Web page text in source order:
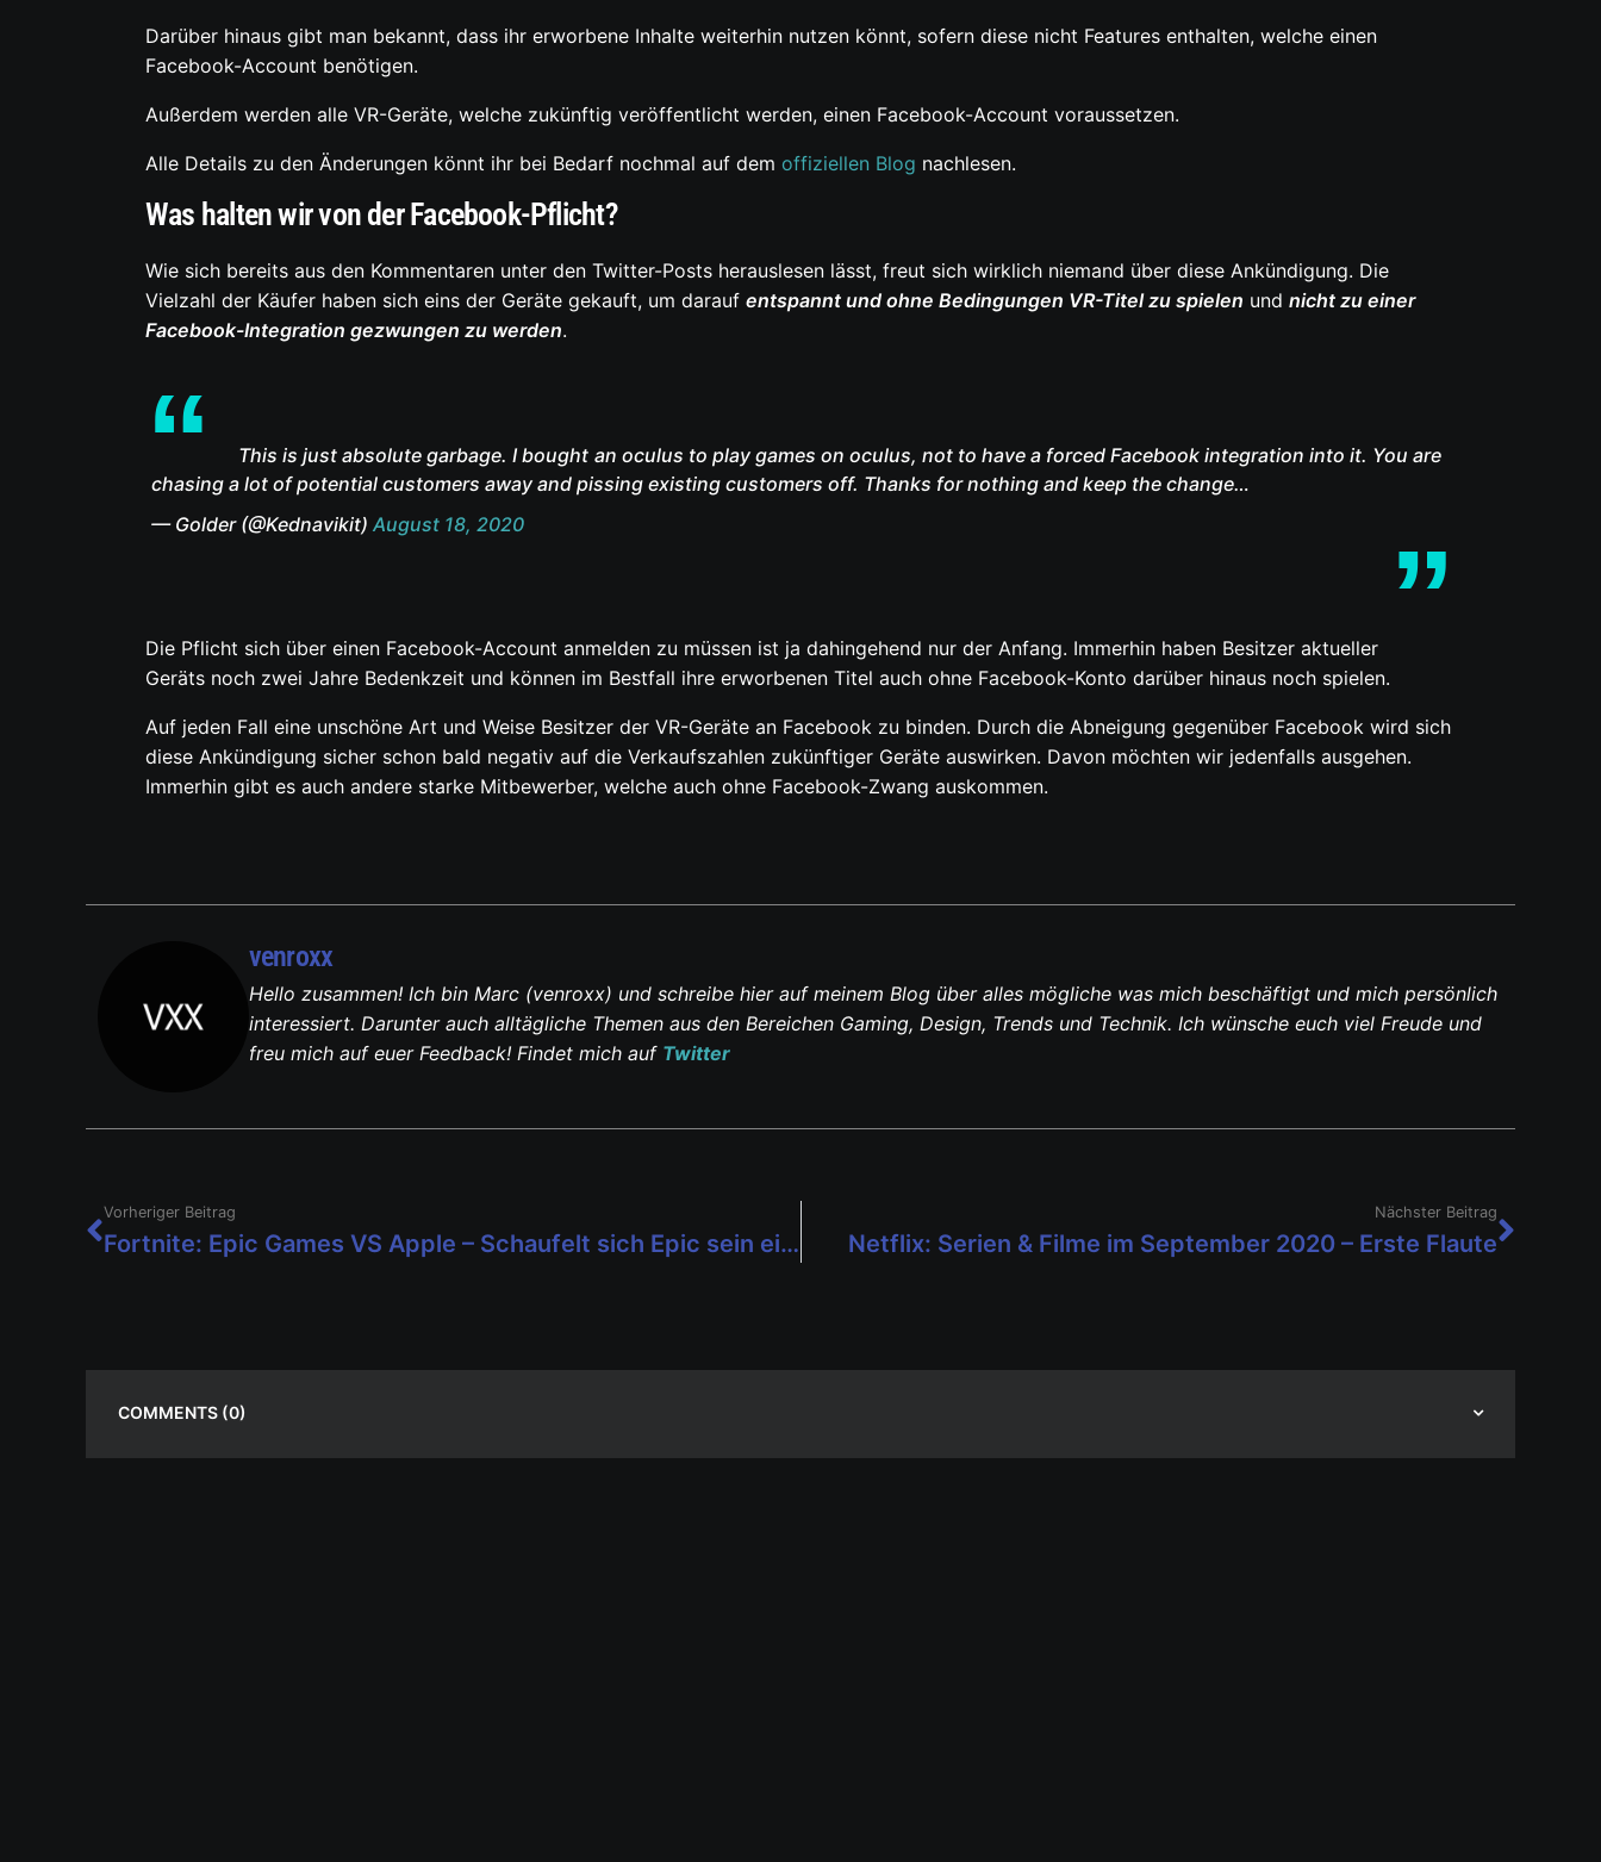
Darüber hinaus gibt man bekannt, dass ihr erworbene Inhalte weiterhin nutzen könnt, sofern diese nicht Features enthalten, welche einen
Facebook-Account benötigen.
Außerdem werden alle VR-Geräte, welche zukünftig veröffentlicht werden, einen Facebook-Account voraussetzen.
Alle Details zu den Änderungen könnt ihr bei Bedarf nochmal auf dem offiziellen Blog nachlesen.
Was halten wir von der Facebook-Pflicht?
Wie sich bereits aus den Kommentaren unter den Twitter-Posts herauslesen lässt, freut sich wirklich niemand über diese Ankündigung. Die
Vielzahl der Käufer haben sich eins der Geräte gekauft, um daraufentspannt und ohne Bedingungen VR-Titel zu spielen undnicht zu einer
Facebook-Integration gezwungen zu werden.
This is just absolute garbage. I bought an oculus to play games on oculus, not to have a forced Facebook integration into it. You are
chasing a lot of potential customers away and pissing existing customers off. Thanks for nothing and keep the change…
— Golder (@Kednavikit)August 18, 2020
Die Pflicht sich über einen Facebook-Account anmelden zu müssen ist ja dahingehend nur der Anfang. Immerhin haben Besitzer aktueller
Geräts noch zwei Jahre Bedenkzeit und können im Bestfall ihre erworbenen Titel auch ohne Facebook-Konto darüber hinaus noch spielen.
Auf jeden Fall eine unschöne Art und Weise Besitzer der VR-Geräte an Facebook zu binden. Durch die Abneigung gegenüber Facebook wird sich
diese Ankündigung sicher schon bald negativ auf die Verkaufszahlen zukünftiger Geräte auswirken. Davon möchten wir jedenfalls ausgehen.
Immerhin gibt es auch andere starke Mitbewerber, welche auch ohne Facebook-Zwang auskommen.
venroxx
Hello zusammen! Ich bin Marc (venroxx) und schreibe hier auf meinem Blog über alles mögliche was mich beschäftigt und mich persönlich
interessiert. Darunter auch alltägliche Themen aus den Bereichen Gaming, Design, Trends und Technik. Ich wünsche euch viel Freude und
freu mich auf euer Feedback! Findet mich auf Twitter
Vorheriger Beitrag
Fortnite: Epic Games VS Apple – Schaufelt sich Epic sein eigenes Grab?
Nächster Beitrag
Netflix: Serien & Filme im September 2020 – Erste Flaute
COMMENTS (0)